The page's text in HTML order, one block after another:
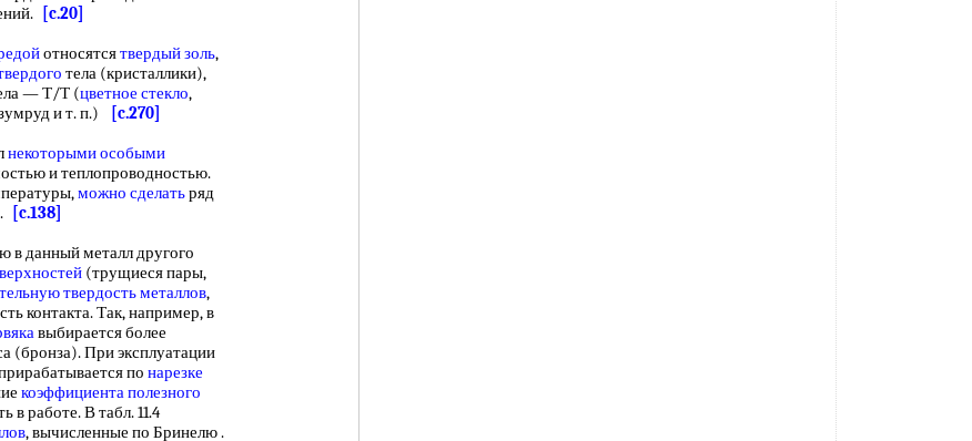
[c.20]
относятсятвердый золь,
тела (кристаллики),
— Т/Т (цветное стекло,
и т. п.)
[c.270]
некоторыми особыми
и теплопроводностью.
можно сделатьряд
[c.138]
данный металл другого
(трущиеся пары,
твердость металлов,
контакта. Так, например, в
выбирается более
(бронза). При эксплуатации
по нарезке
коэффициента полезного
в работе. В табл. 11.4
, вычисленные по Бринелю .